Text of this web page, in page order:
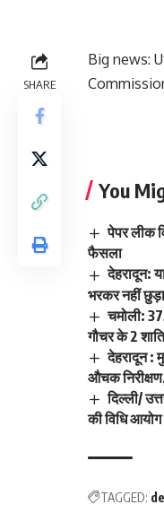
SHARE
Big news:
You
पेपर लीक
फैसला
देहरादून:
भरकर नहीं छुड़ा
चमोली:
गौचर के 2
देहरादून :
औचक
दिल्ली/
की विधि
TAGGED: